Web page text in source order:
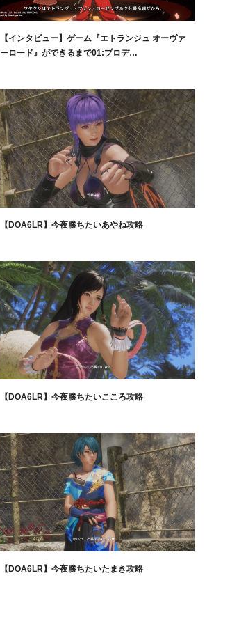
【インタビュー】ゲーム『エトランジュ オーヴァ
ーロード』ができるまで01:プロデ…
【DOA6LR】今夜勝ちたいあやね攻略
【DOA6LR】今夜勝ちたいこころ攻略
【DOA6LR】今夜勝ちたいたまき攻略